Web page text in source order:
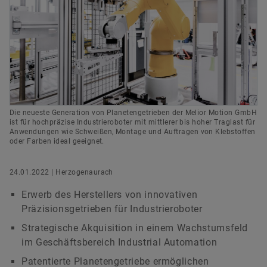
Digitale Lösungen
Markenschutz
Events & Formula Student
Social News
Newsletter
Termine & Veranstaltungen
Leiter Konzernkommunikation & Public Affairs
Schaeffler AG
Herzogenaurach
+49 9132 82-8901
axel.luedeke@schaeffler.com
Jetzt bestellen
Die neueste Generation von Planetengetrieben der Melior Motion GmbH
ist für hochpräzise Industrieroboter mit mittlerer bis hoher Traglast für
Anwendungen wie Schweißen, Montage und Auftragen von Klebstoffen
oder Farben ideal geeignet.
24.01.2022 | Herzogenaurach
Erwerb des Herstellers von innovativen
Präzisionsgetrieben für Industrieroboter
Strategische Akquisition in einem Wachstumsfeld
im Geschäftsbereich Industrial Automation
Patentierte Planetengetriebe ermöglichen